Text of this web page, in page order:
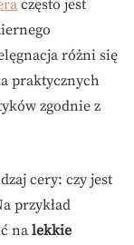
często jest
różni się
praktycznych
zgodnie z
cery: czy jest
przykład
na lekkie